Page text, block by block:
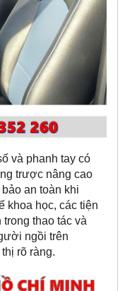
và phanh tay có
trược nâng cao
an toàn khi
khoa học, các tiện
thao tác và
ngồi trên
rõ ràng.